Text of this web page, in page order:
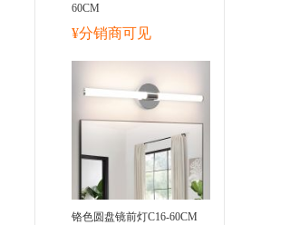
60CM
¥分销商可见
铬色圆盘镜前灯C16-60CM